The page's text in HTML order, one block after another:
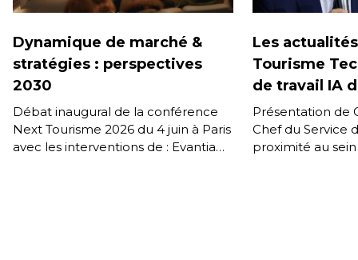
Dynamique de marché &
stratégies : perspectives
2030
Débat inaugural de la conférence
Next Tourisme 2026 du 4 juin à Paris
avec les interventions de : Evantia
Les
Tourisme
de travail IA
Présentation de
Chef du Service
proximité au sein